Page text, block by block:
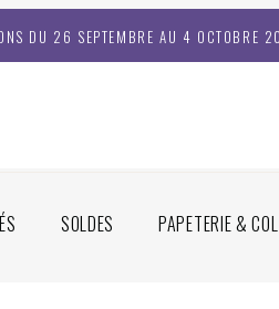
DU 26 SEPTEMBRE AU 4 OCTOBRE
SOLDES PAPETERIE &